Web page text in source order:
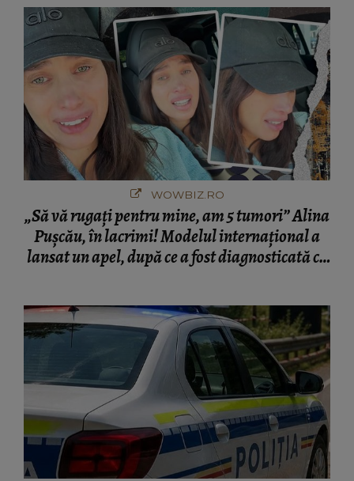
WOWBIZ.RO
„Să vă rugați pentru mine, am 5 tumori” Alina
Pușcău, în lacrimi! Modelul internațional a
lansat un apel, după ce a fost diagnosticată cu